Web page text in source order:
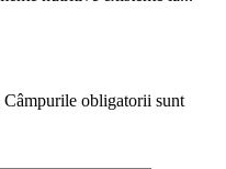
Câmpurile obligatorii sunt